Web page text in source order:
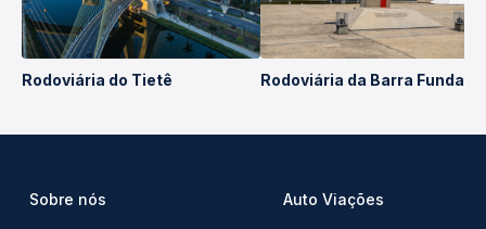
Rodoviária do Tietê Rodoviária da Barra Funda
Sobre nós Auto Viações